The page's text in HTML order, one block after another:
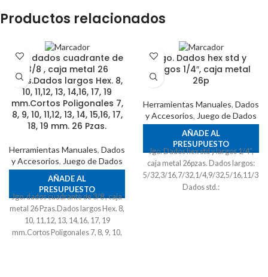
Productos relacionados
Jgo. dados cuadrante de
3/8 , caja metal 26
Pzas.Dados largos Hex. 8,
10, 11,12, 13, 14,16, 17, 19
mm.Cortos Poligonales 7,
8, 9, 10, 11,12, 13, 14, 15,16, 17,
18, 19 mm. 26 Pzas.
Herramientas Manuales, Dados
y Accesorios, Juego de Dados
AÑADE AL
PRESUPUESTO
Jgo. dados cuadrante de 3/8 , caja
metal 26 Pzas.Dados largos Hex. 8,
10, 11,12, 13, 14,16, 17, 19
mm.Cortos Poligonales 7, 8, 9, 10,
Jgo. Dados hex std y
largos 1/4″, caja metal
26p
Herramientas Manuales, Dados
y Accesorios, Juego de Dados
AÑADE AL
PRESUPUESTO
Jgo. Dados hex std y largos 1/4",
caja metal 26pzas. Dados largos:
5/32,3/16,7/32,1/4,9/32,5/16,11/
Dados std.: